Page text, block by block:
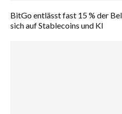
BitGo entlässt fast 15 % der
sich auf Stablecoins und KI